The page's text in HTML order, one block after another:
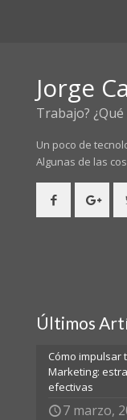
Jorge
Trabajo? ¿Qué
Un poco de
Algunas de las
Últimos
Cómo impulsar
Marketing:
efectivas
7 marzo,